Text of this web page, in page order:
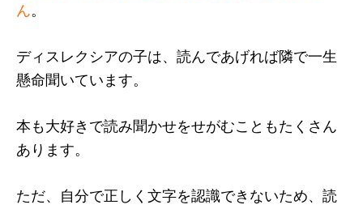
ん。
ディスレクシアの子は、読んであげれば隣で一生
懸命聞いています。
本も大好きで読み聞かせをせがむこともたくさん
あります。
ただ、自分で正しく文字を認識できないため、読